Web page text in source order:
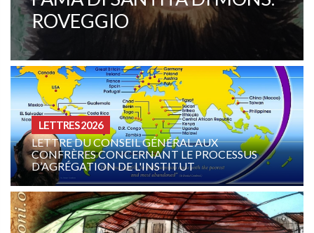
VOCAZIONE E MISSIONE
CURIA - (NOTIZIE-NEWS)
INTENTION DE PRIÈRE DE LA FAMILLE
COMBONIENNE : AOÛT 2026